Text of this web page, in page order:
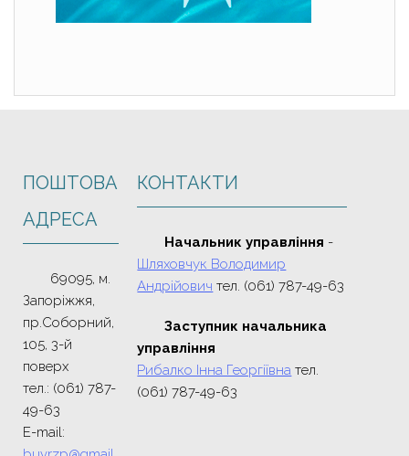
ПОШТОВА
АДРЕСА
69095, м.
Запоріжжя,
пр.Соборний,
105, 3-й
поверх
тел.: (061) 787-
49-63
E-mail:
КОНТАКТИ
Начальник управління -
Шляховчук Володимир
Андрійович тел. (061) 787-49-63
Заступник начальника
управління
Рибалко Інна Георгіївна тел.
(061) 787-49-63